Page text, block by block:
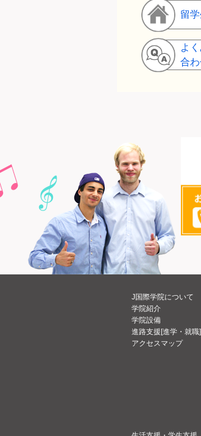
留
よ
合
J国際学院について
学院紹介
学院設備
進路支援[進学・就職]
アクセスマップ